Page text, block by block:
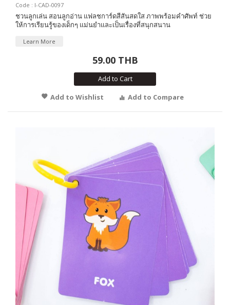
Code : I-CAD-0097
ชวนลูกเล่น สอนลูกอ่าน แฟลชการ์ดสีสันสดใส ภาพพร้อมคำศัพท์ ช่วย
ให้การเรียนรู้ของเด็กๆ แม่นยำและเป็นเรื่องที่สนุกสนาน
Learn More
59.00 THB
Add to Cart
Add to Wishlist
Add to Compare